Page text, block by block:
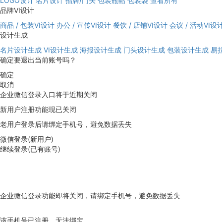
品牌VI设计
商品 / 包装VI设计 办公 / 宣传VI设计 餐饮 / 店铺VI设计 会议 / 活动VI设
设计生成
名片设计生成 VI设计生成 海报设计生成 门头设计生成 包装设计生成 易
确定要退出当前账号吗？
确定
取消
企业微信登录入口将于近期关闭
新用户注册功能现已关闭
老用户登录后请绑定手机号，避免数据丢失
微信登录(新用户)
继续登录(已有账号)
企业微信登录功能即将关闭，请绑定手机号，避免数据丢失